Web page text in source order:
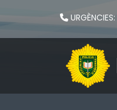
URGÈNCIES: